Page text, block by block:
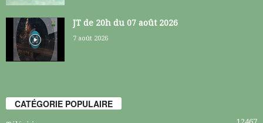
JT de 20h du 07 août 2026
7 août 2026
CATÉGORIE POPULAIRE